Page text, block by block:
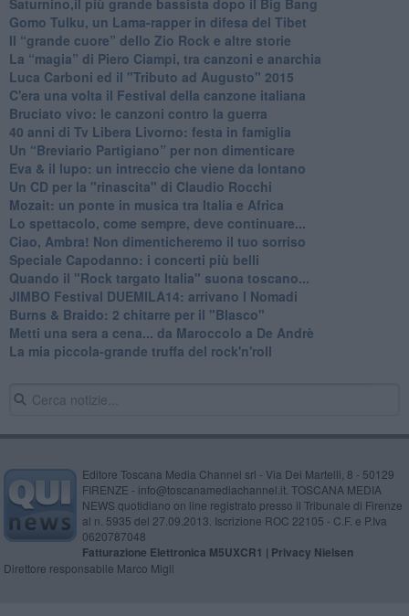
​Gomo Tulku, un Lama-rapper in difesa del Tibet
​Il “grande cuore” dello Zio Rock e altre storie
La “magia” di Piero Ciampi, tra canzoni e anarchia
Luca Carboni ed il "Tributo ad Augusto" 2015
C'era una volta il Festival della canzone italiana
Bruciato vivo: le canzoni contro la guerra
40 anni di Tv Libera Livorno: festa in famiglia
Un “Breviario Partigiano” per non dimenticare
Eva & il lupo: un intreccio che viene da lontano
Un CD per la "rinascita" di Claudio Rocchi
Mozait: un ponte in musica tra Italia e Africa
Lo spettacolo, come sempre, deve continuare...
Ciao, Ambra! Non dimenticheremo il tuo sorriso
Speciale Capodanno: i concerti più belli
Quando il "Rock targato Italia" suona toscano...
JIMBO Festival DUEMILA14: arrivano I Nomadi
Burns & Braido: 2 chitarre per il "Blasco"
Metti una sera a cena... da Maroccolo a De Andrè
La mia piccola-grande truffa del rock'n'roll
Editore Toscana Media Channel srl - Via Dei Martelli, 8 - 50129
FIRENZE - info@toscanamediachannel.it. TOSCANA MEDIA
NEWS quotidiano on line registrato presso il Tribunale di Firenze
al n. 5935 del 27.09.2013. Iscrizione ROC 22105 - C.F. e P.Iva
0620787048
Fatturazione Elettronica M5UXCR1 | Privacy Nielsen
Direttore responsabile Marco Migli